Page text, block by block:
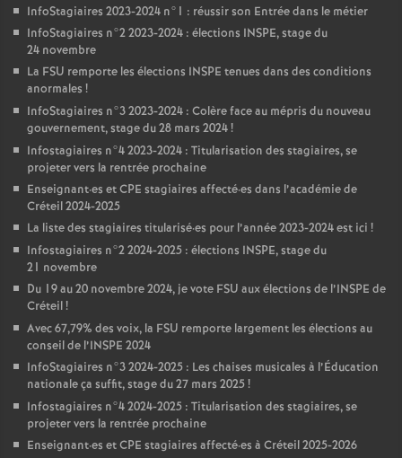
InfoStagiaires 2023-2024 n°1 : réussir son Entrée dans le métier
InfoStagiaires n°2 2023-2024 : élections INSPE, stage du
24 novembre
La FSU remporte les élections INSPE tenues dans des conditions
anormales !
InfoStagiaires n°3 2023-2024 : Colère face au mépris du nouveau
gouvernement, stage du 28 mars 2024!
Infostagiaires n°4 2023-2024 : Titularisation des stagiaires, se
projeter vers la rentrée prochaine
Enseignant·es etCPE stagiaires affecté·es dans l’académie de
Créteil 2024-2025
La liste des stagiaires titularisé·es pour l’année 2023-2024 est ici !
Infostagiaires n°2 2024-2025 : élections INSPE, stage du
21 novembre
Du 19 au 20 novembre 2024, je vote FSU aux élections de l’INSPE de
Créteil!
Avec 67,79% des voix, la FSU remporte largement les élections au
conseil de l’INSPE 2024
InfoStagiaires n°3 2024-2025 : Les chaises musicales à l’Éducation
nationale ça suffit, stage du 27 mars 2025!
Infostagiaires n°4 2024-2025 : Titularisation des stagiaires, se
projeter vers la rentrée prochaine
Enseignant·es etCPE stagiaires affecté·es à Créteil 2025-2026